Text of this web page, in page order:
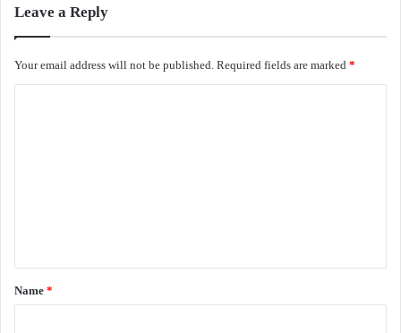
Leave a Reply
Your email address will not be published. Required fields are marked *
*
Name *